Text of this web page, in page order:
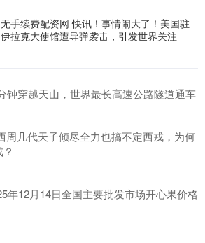
无手续费配资网 快讯！事情闹大了！美国驻
伊拉克大使馆遭导弹袭击，引发世界关注
钟穿越天山，世界最长高速公路隧道通车
周几代天子倾尽全力也搞不定西戎，为何
年12月14日全国主要批发市场开心果价格